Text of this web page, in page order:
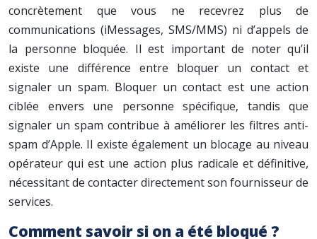
concrètement que vous ne recevrez plus de
communications (iMessages, SMS/MMS) ni d’appels de
la personne bloquée. Il est important de noter qu’il
existe une différence entre bloquer un contact et
signaler un spam. Bloquer un contact est une action
ciblée envers une personne spécifique, tandis que
signaler un spam contribue à améliorer les filtres anti-
spam d’Apple. Il existe également un blocage au niveau
opérateur qui est une action plus radicale et définitive,
nécessitant de contacter directement son fournisseur de
services.
Comment savoir si on a été bloqué ?